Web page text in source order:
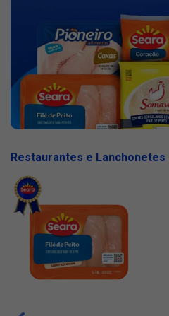
Restaurantes e Lanchonetes